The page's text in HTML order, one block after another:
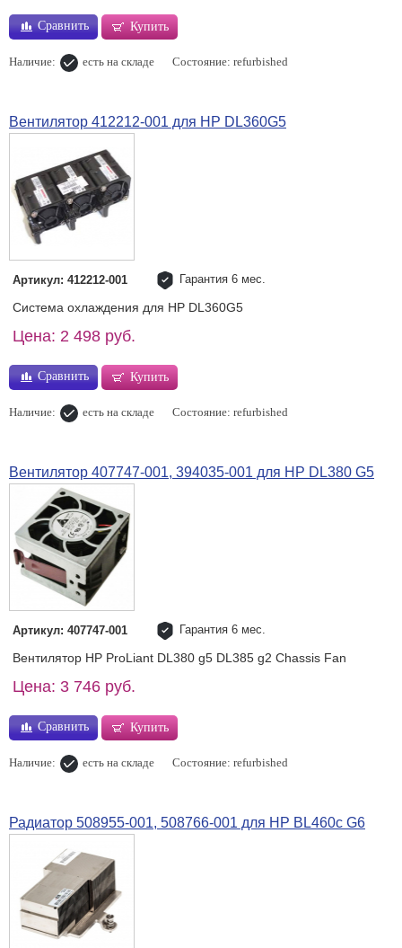
Сравнить Купить
Наличие: есть на складе Состояние: refurbished
Вентилятор 412212-001 для HP DL360G5
Артикул: 412212-001 Гарантия 6 мес.
Система охлаждения для HP DL360G5
Цена: 2 498 руб.
Сравнить Купить
Наличие: есть на складе Состояние: refurbished
Вентилятор 407747-001, 394035-001 для HP DL380 G5
Артикул: 407747-001 Гарантия 6 мес.
Вентилятор HP ProLiant DL380 g5 DL385 g2 Chassis Fan
Цена: 3 746 руб.
Сравнить Купить
Наличие: есть на складе Состояние: refurbished
Радиатор 508955-001, 508766-001 для HP BL460c G6